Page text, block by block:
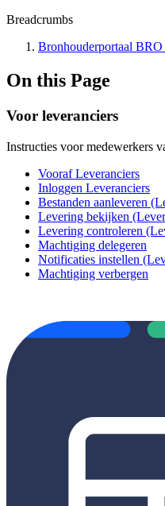
Breadcrumbs
Bronhouderportaal
On this Page
Voor leveranciers
Instructies voor medewerkers
Vooraf Leveranciers
Inloggen Leveranciers
Bestanden aanleveren
Levering bekijken
Levering controleren
Machtiging delegeren
Notificaties instellen
Machtiging verbergen